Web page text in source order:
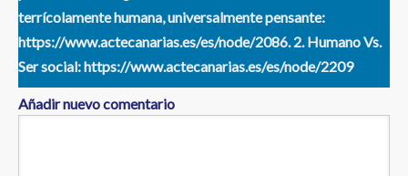
terrícolamente humana, universalmente pensante:
https://www.actecanarias.es/es/node/2086. 2. Humano Vs.
Ser social: https://www.actecanarias.es/es/node/2209
Añadir nuevo comentario